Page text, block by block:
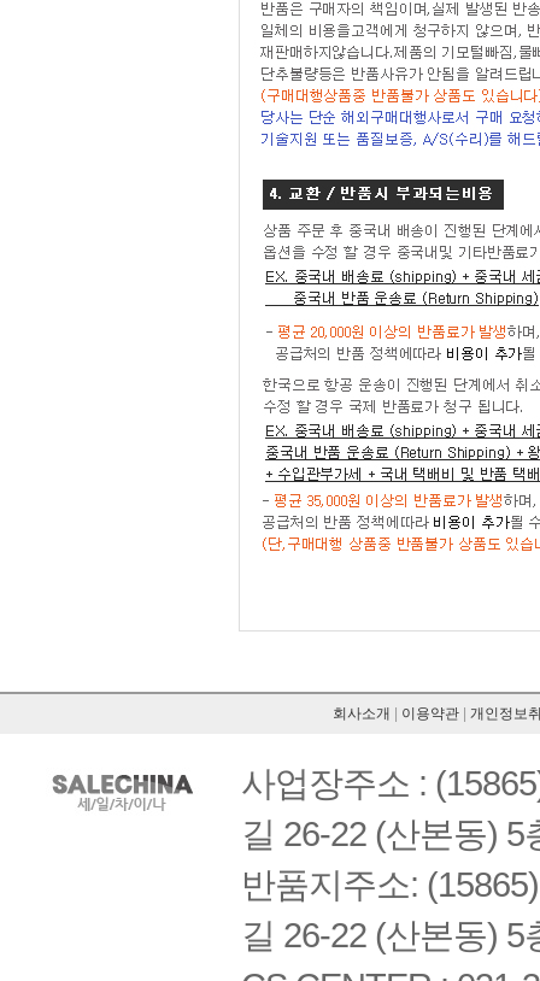
회사소개 이용약관 개인정보
사업장주소 :
길 26-22 (산본동) 5
반품지주소:
길 26-22 (산본동) 5